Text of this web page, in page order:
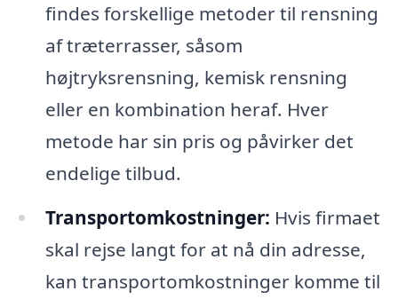
findes forskellige metoder til rensning
af træterrasser, såsom
højtryksrensning, kemisk rensning
eller en kombination heraf. Hver
metode har sin pris og påvirker det
endelige tilbud.
Transportomkostninger: Hvis firmaet
skal rejse langt for at nå din adresse,
kan transportomkostninger komme til